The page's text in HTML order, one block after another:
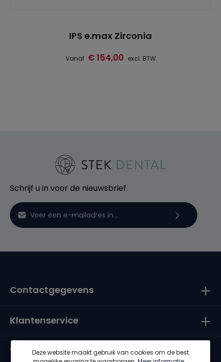
IPS e.max Zirconia
Vanaf € 154,00 excl. BTW
Schrijf u in voor de nieuwsbrief.
E-mailadres*
voorwaardenheeft geaccepteerd.
Contactgegevens
Klantenservice
Voorwaarden
Deze website maakt gebruik van cookies om de best